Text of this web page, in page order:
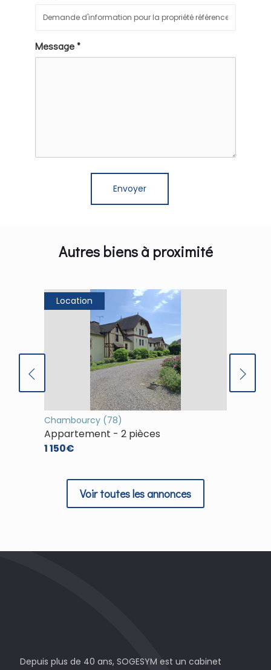
Message *
Autres biens à proximité
Location
Chambourcy (78)
Appartement - 2 pièces
1 150€
Voir toutes les annonces
Depuis plus de 40 ans, SOGESYM est un cabinet